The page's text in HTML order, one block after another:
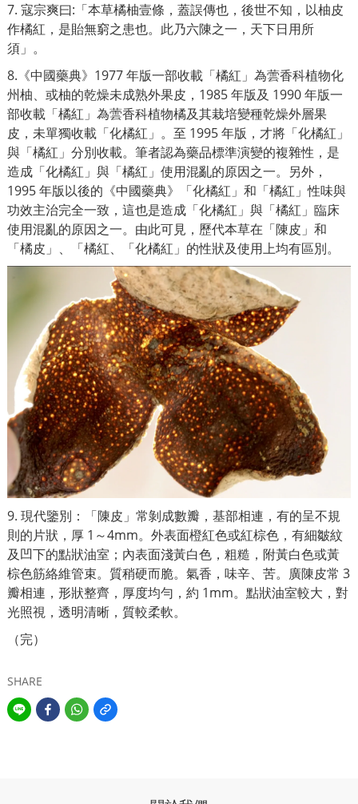
7. 寇宗爽曰:「本草橘柚壹條，蓋誤傳也，後世不知，以柚皮
作橘紅，是貽無窮之患也。此乃六陳之一，天下日用所
須」。
8.《中國藥典》1977 年版一部收載「橘紅」為蕓香科植物化
州柚、或柚的乾燥未成熟外果皮，1985 年版及 1990 年版一
部收載「橘紅」為蕓香科植物橘及其栽培變種乾燥外層果
皮，未單獨收載「化橘紅」。至 1995 年版，才將「化橘紅」
與「橘紅」分別收載。筆者認為藥品標準演變的複雜性，是
造成「化橘紅」與「橘紅」使用混亂的原因之一。另外，
1995 年版以後的《中國藥典》「化橘紅」和「橘紅」性味與
功效主治完全一致，這也是造成「化橘紅」與「橘紅」臨床
使用混亂的原因之一。由此可見，歷代本草在「陳皮」和
「橘皮」、「橘紅、「化橘紅」的性狀及使用上均有區別。
9. 現代鑒別：「陳皮」常剝成數瓣，基部相連，有的呈不規
則的片狀，厚 1～4mm。外表面橙紅色或紅棕色，有細皺紋
及凹下的點狀油室；內表面淺黃白色，粗糙，附黃白色或黃
棕色筋絡維管束。質稍硬而脆。氣香，味辛、苦。廣陳皮常 3
瓣相連，形狀整齊，厚度均勻，約 1mm。點狀油室較大，對
光照視，透明清晰，質較柔軟。
（完）
SHARE